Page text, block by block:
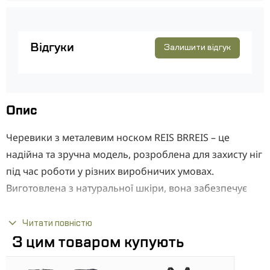
Відгуки Залишити відгук
Опис
Черевики з металевим носком REIS BRREIS – це
надійна та зручна модель, розроблена для захисту ніг
під час роботи у різних виробничих умовах.
Виготовлена ​​з натуральної шкіри, вона забезпечує
підкладці та анатомічній устілці гарантує комфорт при
тривалому носінні. Підошва з ПУ (поліуретану) стійка
Читати повністю
З цим товаром купують